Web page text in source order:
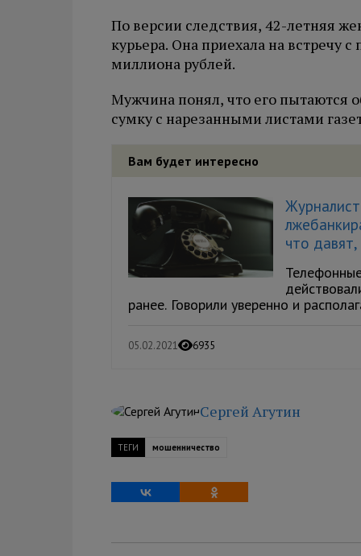
По версии следствия, 42-летняя
курьера. Она приехала на встречу
миллиона рублей.
Мужчина понял, что его пытаются
сумку с нарезанными листами
Вам будет интересно
что
ранее. Говорили уверенно и
05.02.2021 6935
Сергей Агутин
ТЕГИ мошенничество